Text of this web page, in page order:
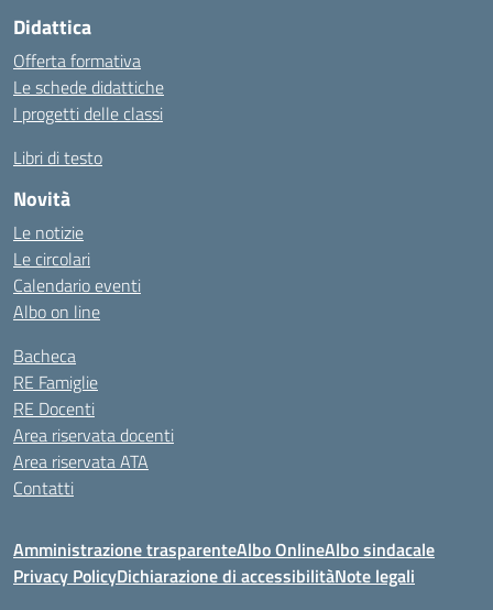
Didattica
Offerta formativa
Le schede didattiche
I progetti delle classi
Libri di testo
Novità
Le notizie
Le circolari
Calendario eventi
Albo on line
Bacheca
RE Famiglie
RE Docenti
Area riservata docenti
Area riservata ATA
Contatti
Amministrazione trasparenteAlbo OnlineAlbo sindacale
Privacy PolicyDichiarazione di accessibilitàNote legali